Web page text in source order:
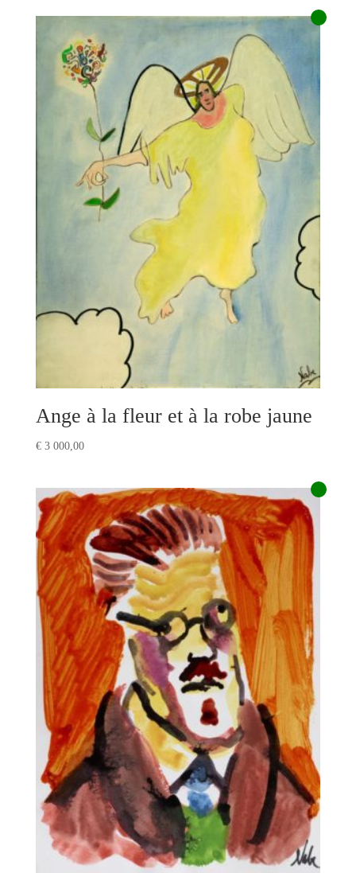
Ange à la fleur et à la robe jaune
€3 000,00